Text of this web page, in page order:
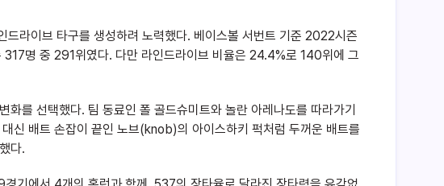
라이브 타구를 생성하려 노력했다. 베이스볼 서번트 기준 2022시즌
명 중 291위였다. 다만 라인드라이브 비율은 24.4%로 140위에 그
를 선택했다. 팀 동료인 폴 골드슈미트와 놀란 아레나도를 따라가기
신 배트 손잡이 끝인 노브(knob)의 아이스하키 퍽처럼 두꺼운 배트를
다.